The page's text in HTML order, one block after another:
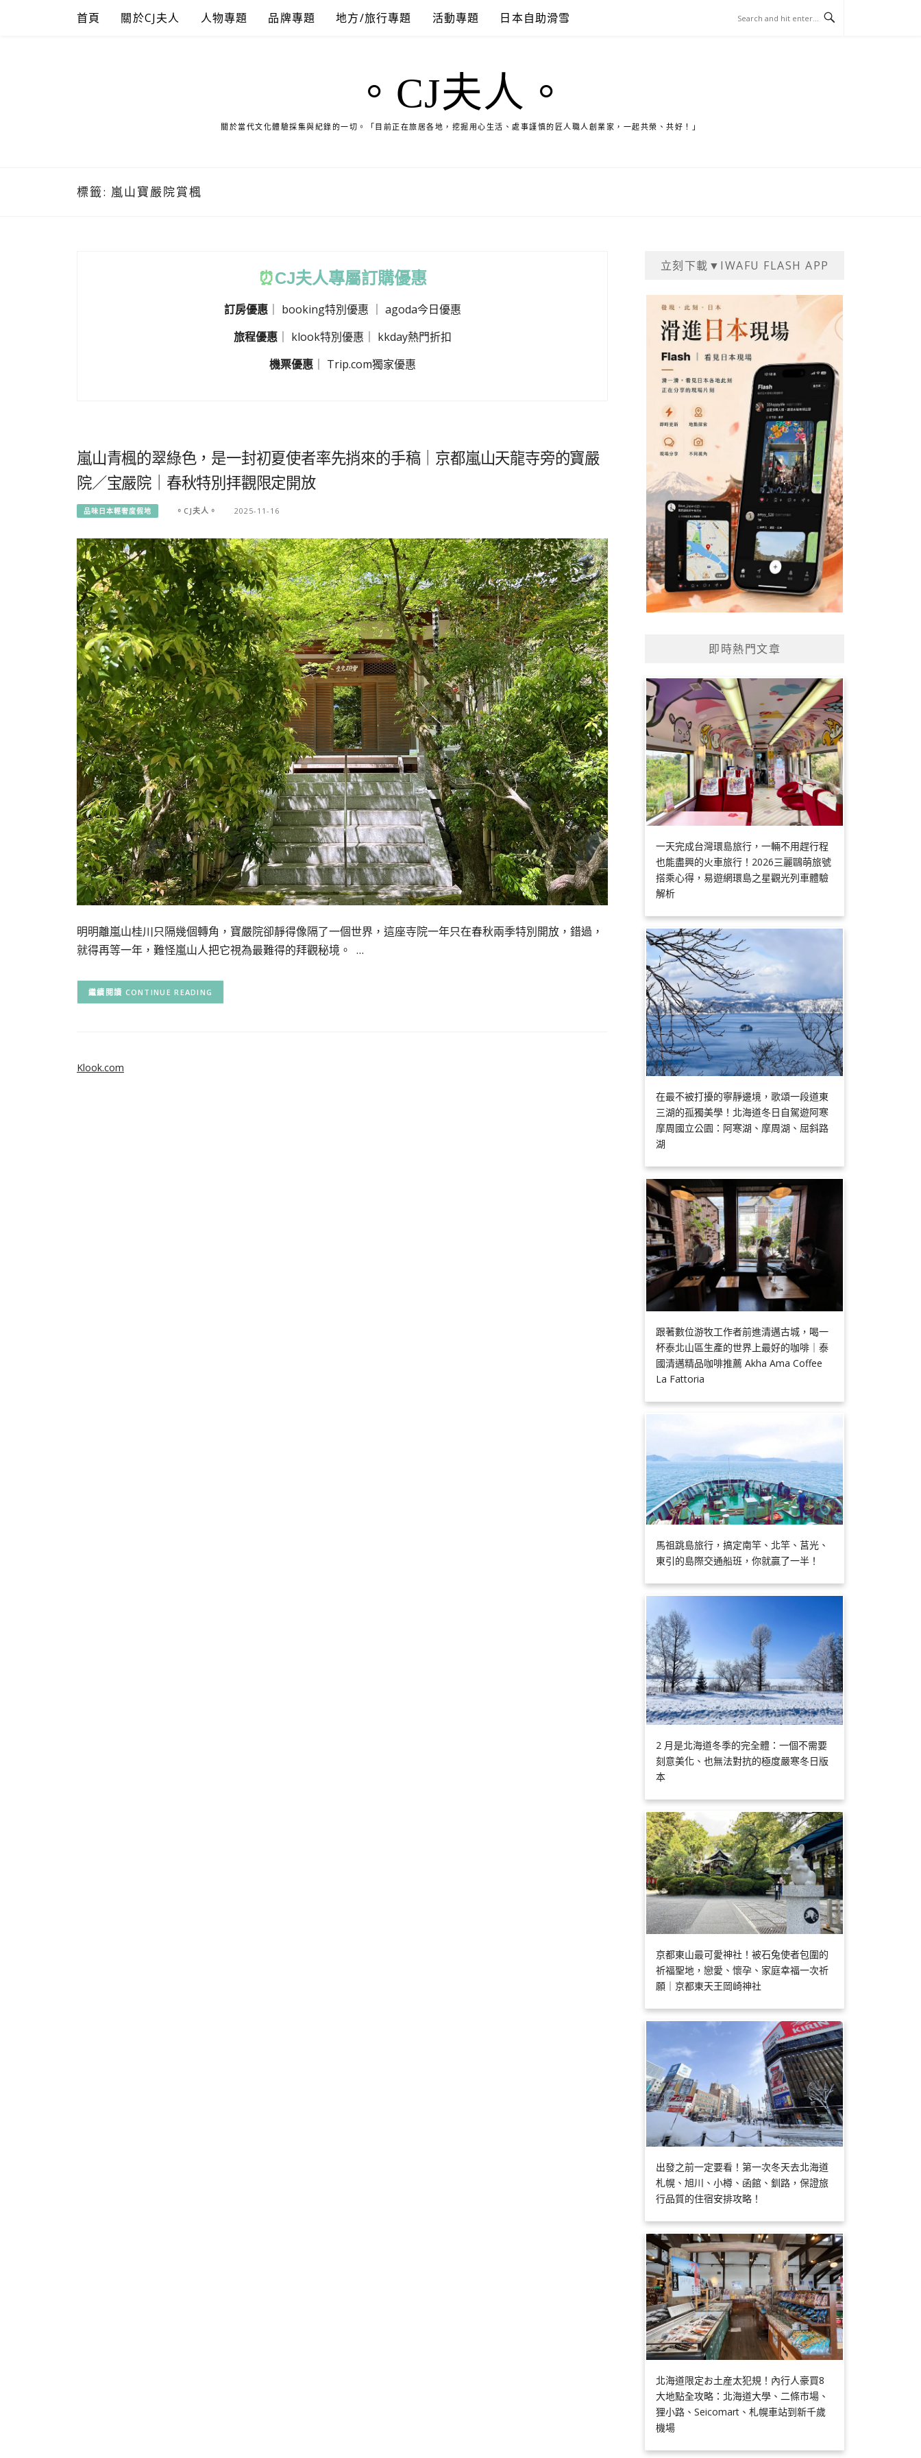
首頁 關於CJ夫人 人物專題 品牌專題 地方/旅行專題 活動專題 日本自助滑雪
。CJ夫人。
關於當代文化體驗採集與紀錄的一切。「目前正在旅居各地，挖掘用心生活、處事謹慎的匠人職人創業家，一起共榮、共好！」
標籤: 嵐山寶嚴院賞楓
⏰CJ夫人專屬訂購優惠
訂房優惠｜ booking特別優惠
agoda今日優惠
旅程優惠｜ klook特別優惠
kkday熱門折扣
機票優惠｜ Trip.com獨家優惠
嵐山青楓的翠綠色，是一封初夏使者率先捎來的手稿｜京都嵐山天龍寺旁的寶嚴
院／宝嚴院｜春秋特別拝觀限定開放
品味日本輕奢度假地 。CJ夫人。 2025-11-16
明明離嵐山桂川只隔幾個轉角，寶嚴院卻靜得像隔了一個世界，這座寺院一年只在春秋兩季特別開放，錯過，
就得再等一年，難怪嵐山人把它視為最難得的拜觀秘境。 …
CONTINUE READING
立刻下載▼IWAFU FLASH APP
即時熱門文章
一天完成台灣環島旅行，一輛不用趕行程
也能盡興的火車旅行！2026三麗鷗萌旅號
搭乘心得，易遊網環島之星觀光列車體驗
解析
在最不被打擾的寧靜邊境，歌頌一段道東
三湖的孤獨美學！北海道冬日自駕遊阿寒
摩周國立公園：阿寒湖、摩周湖、屈斜路
湖
跟著數位游牧工作者前進清邁古城，喝一
杯泰北山區生產的世界上最好的咖啡｜泰
國清邁精品咖啡推薦 Akha Ama Coffee
La Fattoria
馬祖跳島旅行，搞定南竿、北竿、莒光、
東引的島際交通船班，你就贏了一半！
2 月是北海道冬季的完全體：一個不需要
刻意美化、也無法對抗的極度嚴寒冬日版
本
京都東山最可愛神社！被石兔使者包圍的
祈福聖地，戀愛、懷孕、家庭幸福一次祈
願｜京都東天王岡崎神社
出發之前一定要看！第一次冬天去北海道
札幌、旭川、小樽、函館、釧路，保證旅
行品質的住宿安排攻略！
北海道限定お土産太犯規！內行人豪買8
大地點全攻略：北海道大學、二條市場、
狸小路、Seicomart、札幌車站到新千歲
機場
Klook.com